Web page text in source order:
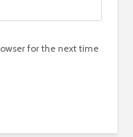
for the next time